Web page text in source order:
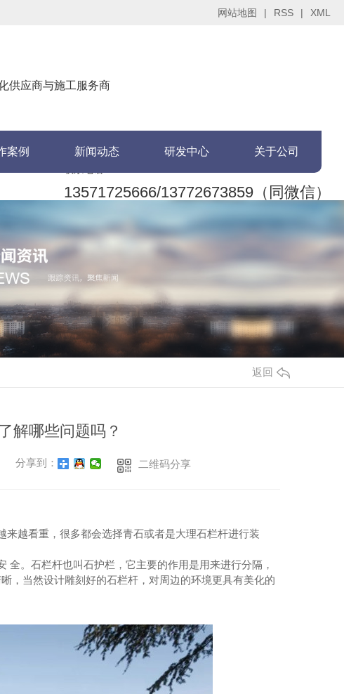
网站地图 | RSS | XML
供应商与施工服务商
13571725666/13772673859（同微信）
案例 新闻动态 研发中心 关于公司
返回
解哪些问题吗？
分享到： 二维码分享
越看重，很多都会选择青石或者是大理石栏杆进行装
。石栏杆也叫石护栏，它主要的作用是用来进行分隔，
，当然设计雕刻好的石栏杆，对周边的环境更具有美化的